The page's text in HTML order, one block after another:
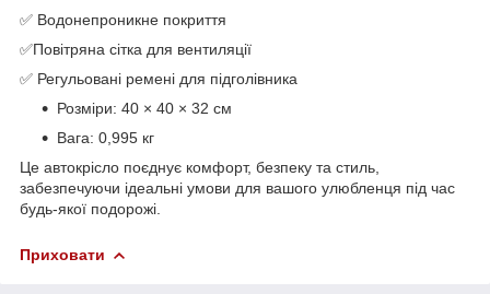
✅ Водонепроникне покриття
✅Повітряна сітка для вентиляції
✅ Регульовані ремені для підголівника
Розміри: 40 × 40 × 32 см
Вага: 0,995 кг
Це автокрісло поєднує комфорт, безпеку та стиль,
забезпечуючи ідеальні умови для вашого улюбленця під час
будь-якої подорожі.
Приховати